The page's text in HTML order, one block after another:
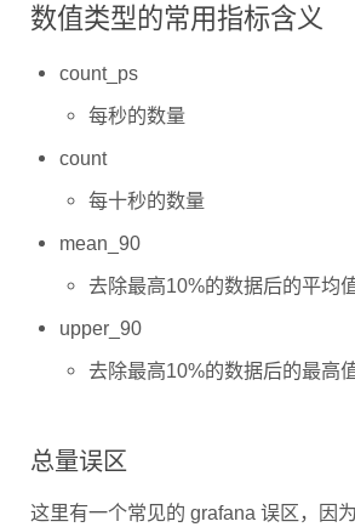
数值类型的常用指标含义
count_ps
每秒的数量
count
每十秒的数量
mean_90
去除最高10%的数据后的平均
upper_90
去除最高10%的数据后的最高
总量误区
这里有一个常见的 grafana 误区，因